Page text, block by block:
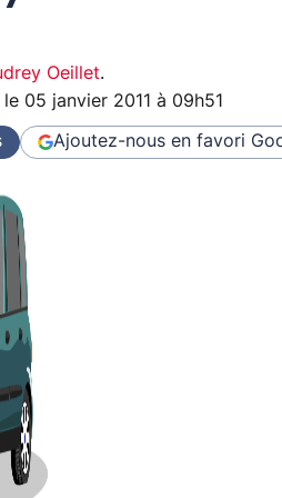
Oeillet.
le 05 janvier 2011 à 09h51
Ajoutez-nous en favori